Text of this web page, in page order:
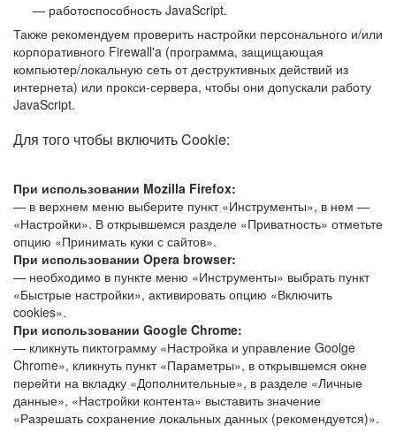
работоспособность JavaScript.
Также рекомендуем проверить настройки персонального и/или
корпоративного Firewall'a (программа, защищающая
компьютер/локальную сеть от деструктивных действий из
интернета) или прокси-сервера, чтобы они допускали работу
JavaScript.
Для того чтобы включить Cookie:
При использовании Mozilla Firefox:
— в верхнем меню выберите пункт «Инструменты», в нем —
«Настройки». В открывшемся разделе «Приватность» отметьте
опцию «Принимать куки с сайтов».
При использовании Opera browser:
— необходимо в пункте меню «Инструменты» выбрать пункт
«Быстрые настройки», активировать опцию «Включить
cookies».
При использовании Google Chrome:
— кликнуть пиктограмму «Настройка и управление Goolge
Chrome», кликнуть пункт «Параметры», в открывшемся окне
перейти на вкладку «Дополнительные», в разделе «Личные
данные», «Настройки контента» выставить значение
«Разрешать сохранение локальных данных (рекомендуется)».